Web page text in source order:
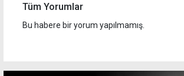
Tüm Yorumlar
Bu habere bir yorum yapılmamış.